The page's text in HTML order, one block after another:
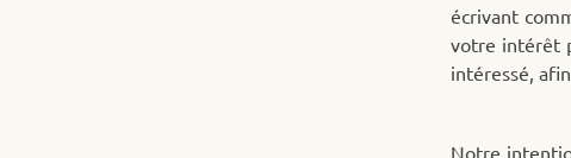
écrivant
votre intérêt
intéressé,
Notre